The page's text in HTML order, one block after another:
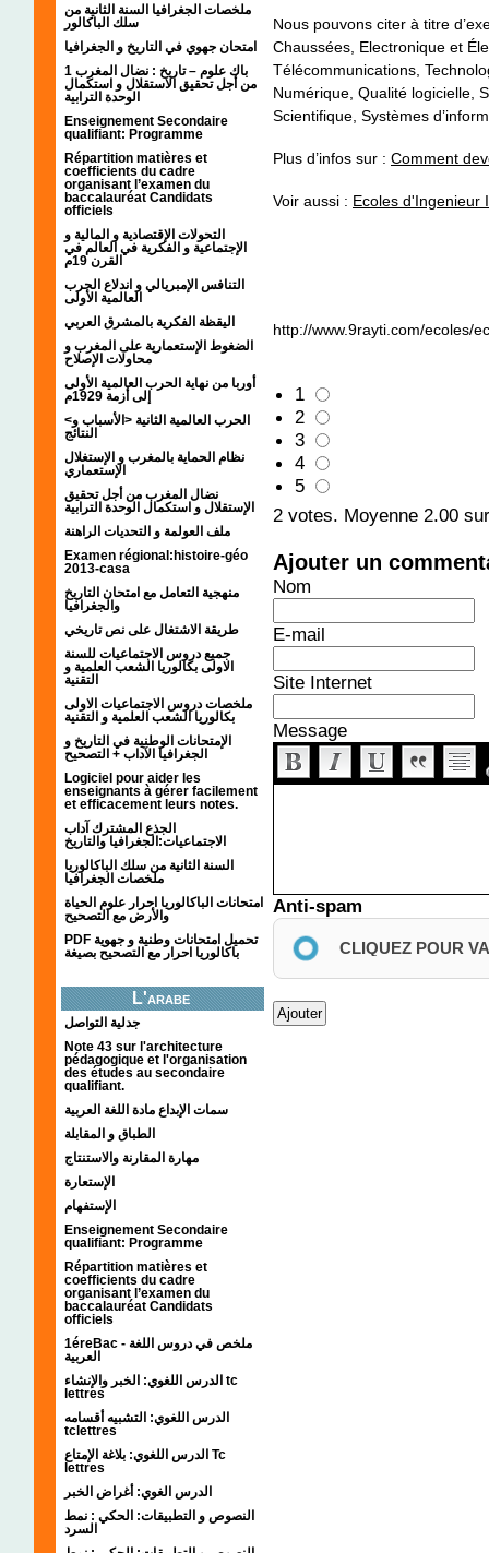
ملخصات الجغرافيا السنة الثانية من
سلك الباكالور
امتحان جهوي في التاريخ و الجغرافيا
1 باك علوم – تاريخ : نضال المغرب
من أجل تحقيق الاستقلال و استكمال
الوحدة الترابية
Enseignement Secondaire
qualifiant: Programme
Répartition matières et
coefficients du cadre
organisant l’examen du
baccalauréat Candidats
officiels
التحولات الإقتصادية و المالية و
الإجتماعية و الفكرية في العالم في
القرن 19م
التنافس الإمبريالي و اندلاع الحرب
العالمية الأولى
اليقظة الفكرية بالمشرق العربي
الضغوط الإستعمارية على المغرب و
محاولات الإصلاح
أوربا من نهاية الحرب العالمية الأولى
إلى أزمة 1929م
<الحرب العالمية الثانية <الأسباب و
النتائج
نظام الحماية بالمغرب و الإستغلال
الإستعماري
نضال المغرب من أجل تحقيق
الإستقلال و استكمال الوحدة الترابية
ملف العولمة و التحديات الراهنة
Examen régional:histoire-géo
2013-casa
منهجية التعامل مع امتحان التاريخ
والجغرافيا
طريقة الاشتغال على نص تاريخي
جميع دروس الاجتماعيات للسنة
الاولى بكالوريا الشعب العلمية و
التقنية
ملخصات دروس الاجتماعيات الاولى
بكالوريا الشعب العلمية و التقنية
الإمتحانات الوطنية في التاريخ و
الجغرافيا الآداب + التصحيح
Logiciel pour aider les
enseignants à gérer facilement
et efficacement leurs notes.
الجذع المشترك آداب
الاجتماعيات:الجغرافيا والتاريخ
السنة الثانية من سلك الباكالوريا
ملخصات الجغرافيا
امتحانات الباكالوريا احرار علوم الحياة
والأرض مع التصحيح
PDF تحميل امتحانات وطنية و جهوية
باكالوريا احرار مع التصحيح بصيغة
L'arabe
جدلية التواصل
Note 43 sur l'architecture
pédagogique et l'organisation
des études au secondaire
qualifiant.
سمات الإبداع مادة اللغة العربية
الطباق و المقابلة
مهارة المقارنة والاستنتاج
الإستعارة
الإستفهام
Enseignement Secondaire
qualifiant: Programme
Répartition matières et
coefficients du cadre
organisant l’examen du
baccalauréat Candidats
officiels
1éreBac - ملخص في دروس اللغة
العربية
الدرس اللغوي: الخبر والإنشاء tc
lettres
الدرس اللغوي: التشبيه أقسامه
tclettres
الدرس اللغوي: بلاغة الإمتاع Tc
lettres
الدرس الغوي: أغراض الخبر
النصوص و التطبيقات: الحكي : نمط
السرد
Nous pouvons citer à titre
Chaussées, Electronique et
Télécommunications,
Numérique, Qualité logicielle,
Scientifique, Systèmes
Plus d’infos sur : Comment
Voir aussi : Ecoles d'Ingenieur
http://www.9rayti.com/ecoles/
1
2
3
4
5
2 votes. Moyenne 2.00
Ajouter un
Nom
E-mail
Site Internet
Message
Anti-spam
CLIQUEZ POUR